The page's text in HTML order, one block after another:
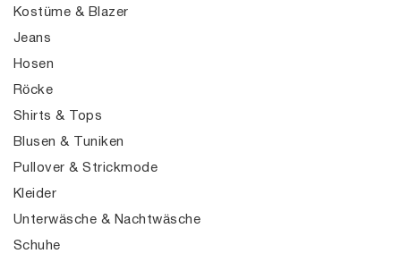
Kostüme & Blazer
Jeans
Hosen
Röcke
Shirts & Tops
Blusen & Tuniken
Pullover & Strickmode
Kleider
Unterwäsche & Nachtwäsche
Schuhe